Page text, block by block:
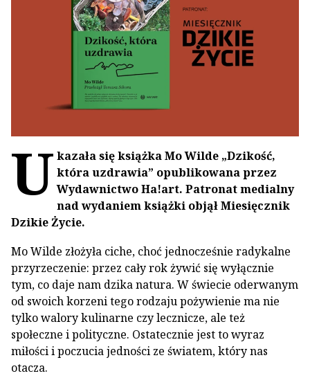
U kazała się książka Mo Wilde „Dzikość,
która uzdrawia” opublikowana przez
Wydawnictwo Ha!art. Patronat medialny
nad wydaniem książki objął Miesięcznik
Dzikie Życie.
Mo Wilde złożyła ciche, choć jednocześnie radykalne
przyrzeczenie: przez cały rok żywić się wyłącznie
tym, co daje nam dzika natura. W świecie oderwanym
od swoich korzeni tego rodzaju pożywienie ma nie
tylko walory kulinarne czy lecznicze, ale też
społeczne i polityczne. Ostatecznie jest to wyraz
miłości i poczucia jedności ze światem, który nas
otacza.